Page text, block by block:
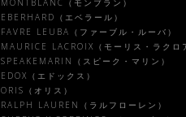
MONTBLANC（モンブラン）
EBERHARD（エベラール）
FAVRE LEUBA（ファーブル・ルーバ）
MAURICE LACROIX（モーリス・ラクロ
SPEAKEMARIN（スピーク・マリン）
EDOX（エドックス）
ORIS（オリス）
RALPH LAUREN（ラルフローレン）